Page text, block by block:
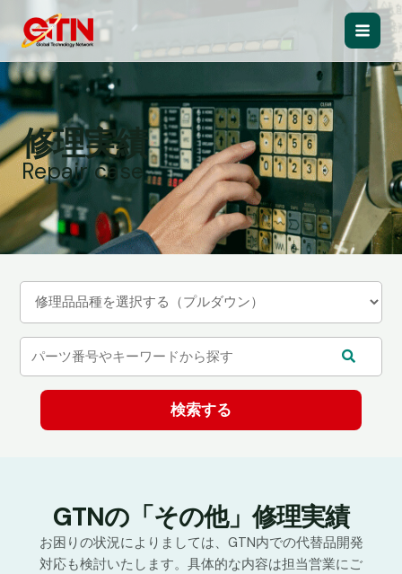
ス
キ
ッ
プ
Main
修理実績
Repair case
GTNの「その他」修理実績
お困りの状況によりましては、GTN内での代替品開発
対応も検討いたします。具体的な内容は担当営業にご